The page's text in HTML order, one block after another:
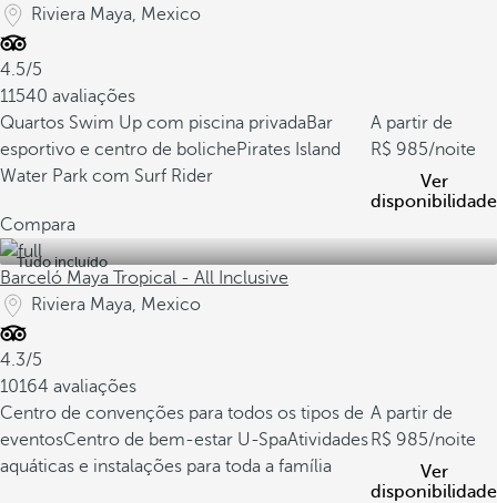
Riviera Maya, Mexico
4.5/5
11540 avaliações
Quartos Swim Up com piscina privadaBar
esportivo e centro de bolichePirates Island
Water Park com Surf Rider
A partir de
985/noite
Ver
disponibilidade
Compara
Tudo incluído
Barceló Maya Tropical - All Inclusive
Riviera Maya, Mexico
4.3/5
10164 avaliações
Centro de convenções para todos os tipos de
eventosCentro de bem-estar U-SpaAtividades
aquáticas e instalações para toda a família
A partir de
985/noite
Ver
disponibilidade